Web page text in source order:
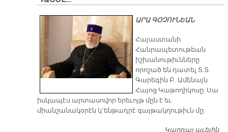
ԱՐԱ ԳՕՉՈՒՆԵԱՆ
​Հայաստանի
Հանրապետութեան
իշխանութիւնները
որոշած են դատել Տ.Տ.
Գարեգին Բ. Ամենայն
Հայոց Կաթողիկոսը: Սա
իսկապէս արտասովոր երեւոյթ մըն է եւ
միանշանակօրէն կ՚ենթադրէ գայթակղութիւն մը:
Կարդալ աւելին